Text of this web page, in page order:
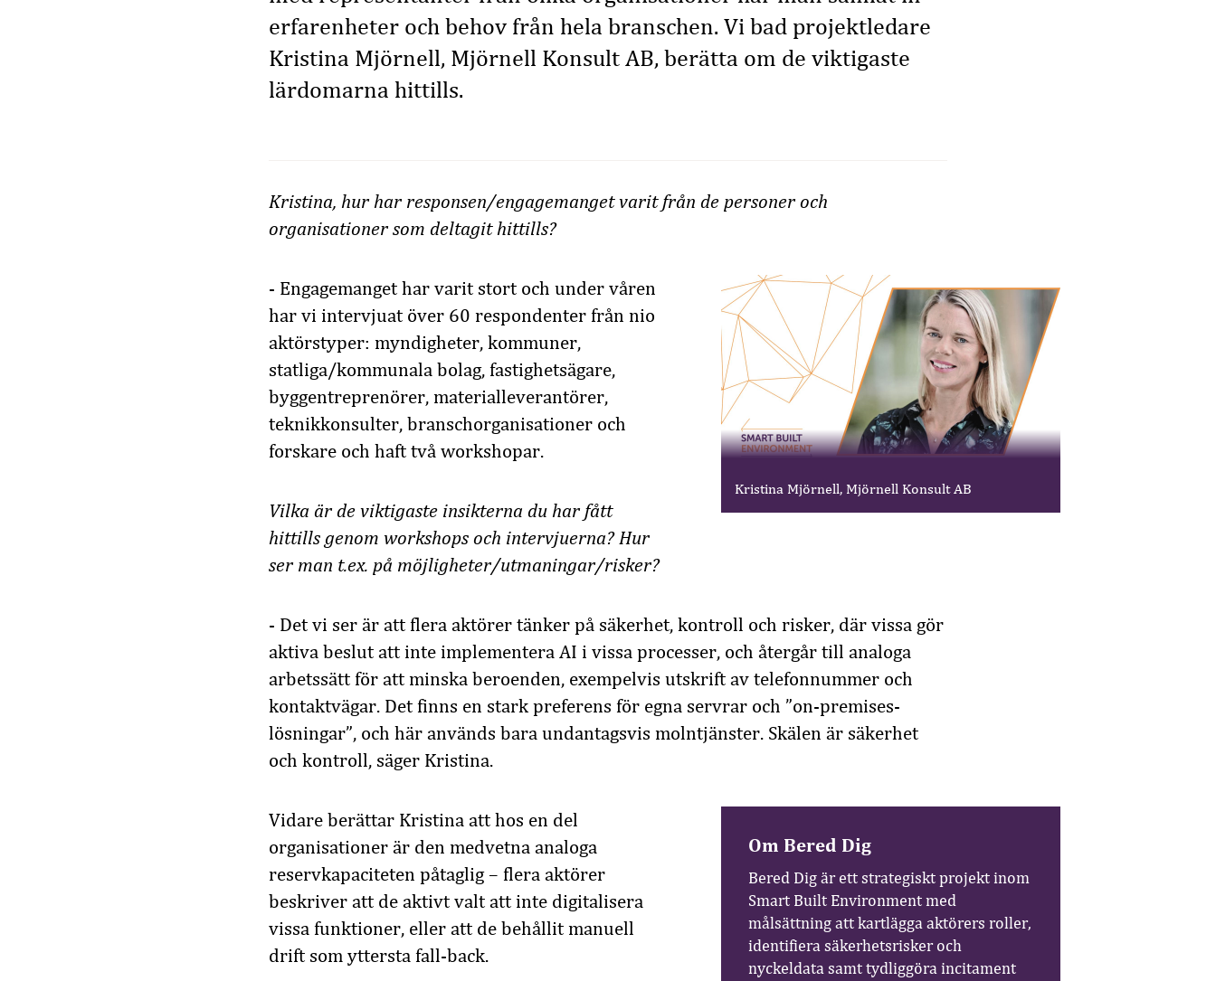
erfarenheter och behov från hela branschen. Vi bad projektledare
Kristina Mjörnell, Mjörnell Konsult AB, berätta om de viktigaste
lärdomarna hittills.
Kristina, hur har responsen/engagemanget varit från de personer och
organisationer som deltagit hittills?
Kristina Mjörnell, Mjörnell Konsult AB
- Engagemanget har varit stort och under våren
har vi intervjuat över 60 respondenter från nio
aktörstyper: myndigheter, kommuner,
statliga/kommunala bolag, fastighetsägare,
byggentreprenörer, materialleverantörer,
teknikkonsulter, branschorganisationer och
forskare och haft två workshopar.
Vilka är de viktigaste insikterna du har fått
hittills genom workshops och intervjuerna? Hur
ser man t.ex. på möjligheter/utmaningar/risker?
- Det vi ser är att flera aktörer tänker på säkerhet, kontroll och risker, där vissa gör
aktiva beslut att inte implementera AI i vissa processer, och återgår till analoga
arbetssätt för att minska beroenden, exempelvis utskrift av telefonnummer och
kontaktvägar. Det finns en stark preferens för egna servrar och ”on-premises-
lösningar”, och här används bara undantagsvis molntjänster. Skälen är säkerhet
och kontroll, säger Kristina.
Om Bered Dig
Bered Dig är ett strategiskt projekt inom
Smart Built Environment med
målsättning att kartlägga aktörers roller,
identifiera säkerhetsrisker och
nyckeldata samt tydliggöra incitament
Vidare berättar Kristina att hos en del
organisationer är den medvetna analoga
reservkapaciteten påtaglig – flera aktörer
beskriver att de aktivt valt att inte digitalisera
vissa funktioner, eller att de behållit manuell
drift som yttersta fall-back.